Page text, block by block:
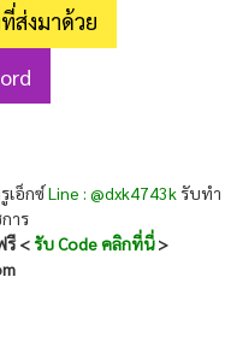
ส่งมาด้วย
เอ็กซ์Line : @dxk4743k รับทำ
าร
รี <รับ Code คลิกที่นี่>